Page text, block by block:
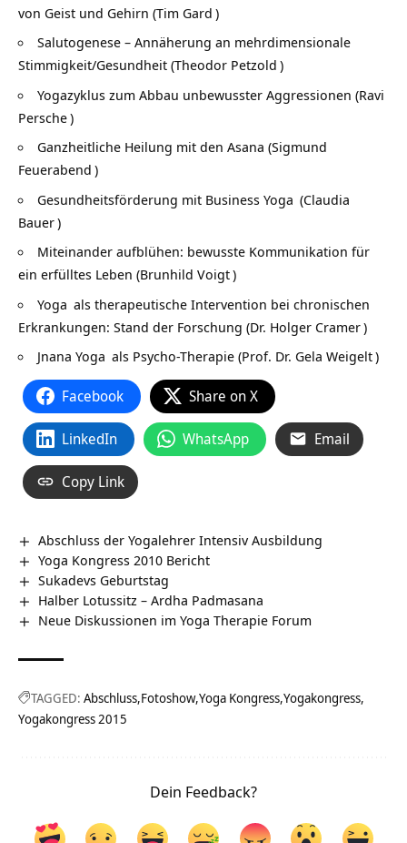
von Geist und Gehirn (Tim Gard )
Salutogenese – Annäherung an mehrdimensionale
Stimmigkeit/Gesundheit (Theodor Petzold )
Yogazyklus zum Abbau unbewusster Aggressionen (Ravi
Persche)
Ganzheitliche Heilung mit den Asana (Sigmund
Feuerabend )
Gesundheitsförderung mit Business Yoga (Claudia
Bauer)
Miteinander aufblühen: bewusste Kommunikation für
ein erfülltes Leben (Brunhild Voigt)
Yoga als therapeutische Intervention bei chronischen
Erkrankungen: Stand der Forschung (Dr. Holger Cramer)
Jnana Yoga als Psycho-Therapie (Prof. Dr. Gela Weigelt)
Facebook Share on X
LinkedIn WhatsApp Email
Copy Link
Abschluss der Yogalehrer Intensiv Ausbildung
Yoga Kongress 2010 Bericht
Sukadevs Geburtstag
Halber Lotussitz – Ardha Padmasana
Neue Diskussionen im Yoga Therapie Forum
TAGGED: Abschluss Fotoshow Yoga Kongress Yogakongress
Yogakongress 2015
Dein Feedback?